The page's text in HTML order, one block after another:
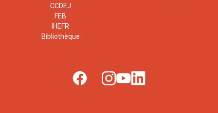
CCDEJ
FEB
IHEFR
Bibliothèque